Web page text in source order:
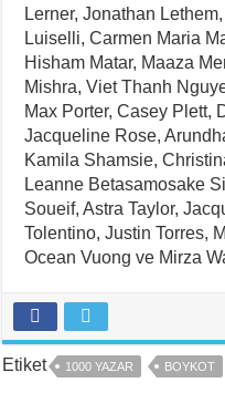
Lerner, Jonathan
Luiselli, Carmen Maria
Hisham Matar, Maaza
Mishra, Viet Thanh
Max Porter, Casey Plett,
Jacqueline Rose,
Kamila Shamsie,
Leanne Betasamosake
Soueif, Astra Taylor,
Tolentino, Justin Torres,
Ocean Vuong ve Mirza
Etiket 1000 YAZAR BOYKOT